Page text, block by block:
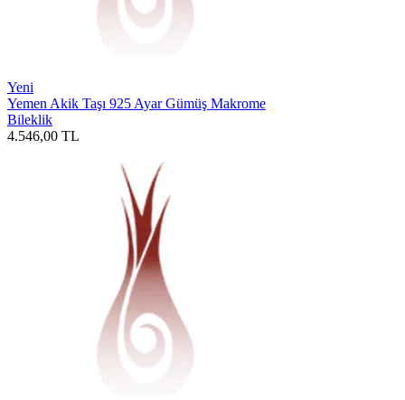
Yeni
Yemen Akik Taşı 925 Ayar Gümüş Makrome
Bileklik
4.546,00 TL